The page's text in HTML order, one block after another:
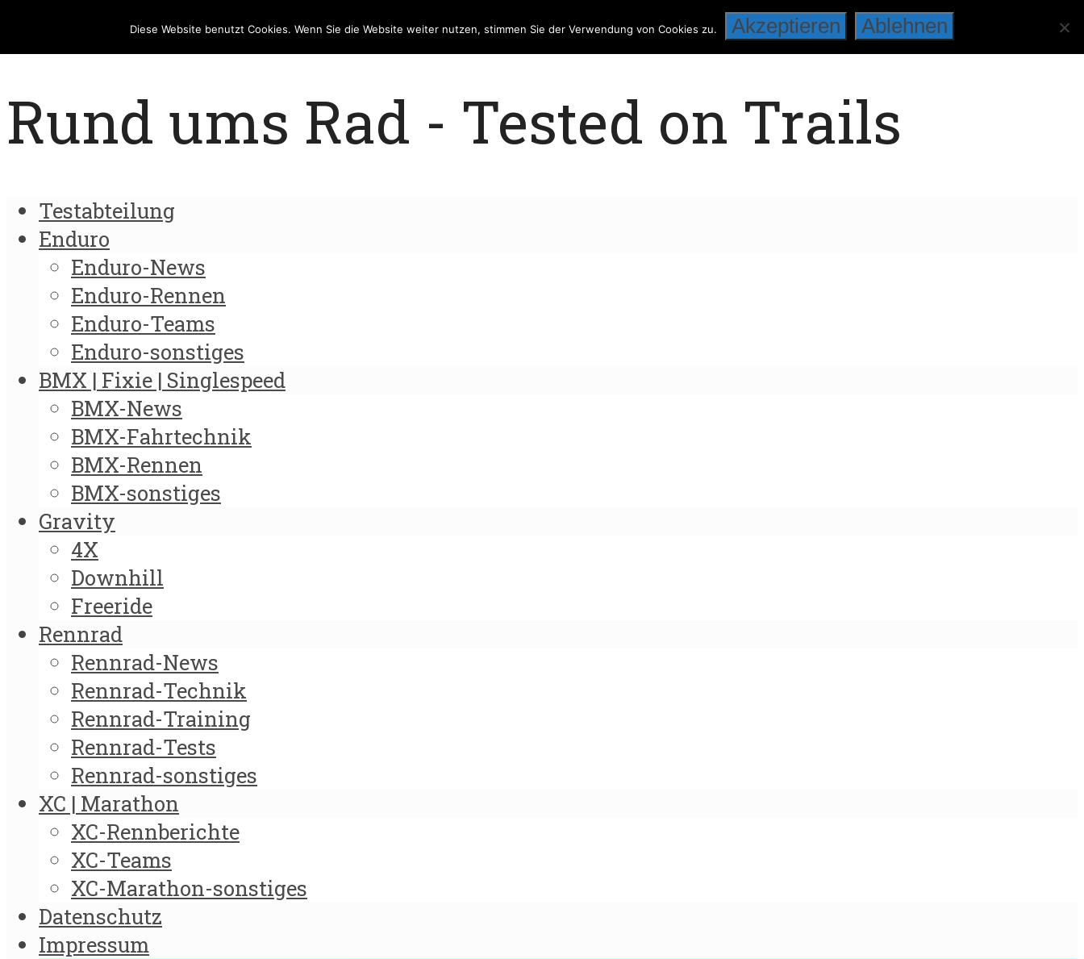
Rund ums Rad - Tested on Trails
Testabteilung
Enduro
Enduro-News
Enduro-Rennen
Enduro-Teams
Enduro-sonstiges
BMX | Fixie | Singlespeed
BMX-News
BMX-Fahrtechnik
BMX-Rennen
BMX-sonstiges
Gravity
4X
Downhill
Freeride
Rennrad
Rennrad-News
Rennrad-Technik
Rennrad-Training
Rennrad-Tests
Rennrad-sonstiges
XC | Marathon
XC-Rennberichte
XC-Teams
XC-Marathon-sonstiges
Datenschutz
Impressum
Diese Website benutzt Cookies. Wenn Sie die Website weiter nutzen, stimmen Sie der Verwendung von Cookies zu. Akzeptieren Ablehnen